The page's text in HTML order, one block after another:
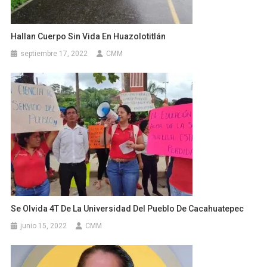
Hallan Cuerpo Sin Vida En Huazolotitlán
septiembre 17, 2022 CMM
Se Olvida 4T De La Universidad Del Pueblo De Cacahuatepec
junio 15, 2022 CMM